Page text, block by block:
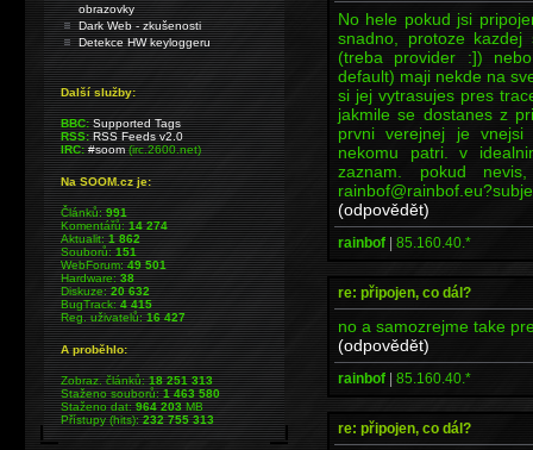
No hele pokud jsi
snadno, protoze
(treba provider :])
default) maji nekde na
si jej vytrasujes pres
jakmile se dostanes z
prvni verejnej je
nekomu patri. v
zaznam. pokud
(odpovědět)
rainbof | 85.160.40.*
re: připojen, co dál?
no a samozrejme take
(odpovědět)
rainbof | 85.160.40.*
re: připojen, co dál?
obrazovky
Dark Web - zkušenosti
Detekce HW keyloggeru
Další služby:
BBC: Supported Tags
RSS: RSS Feeds v2.0
IRC: #soom(irc.2600.net)
Na SOOM.cz je:
Článků:991
Komentářů:14 274
Aktualit:1 862
Souborů:151
WebForum:49 501
Hardware:38
Diskuze:20 632
BugTrack:4 415
Reg. uživatelů:16 427
A proběhlo:
Zobraz. článků:18 251 313
Staženo souborů:1 463 580
Staženo dat:964 203MB
Přístupy (hits):232 755 313